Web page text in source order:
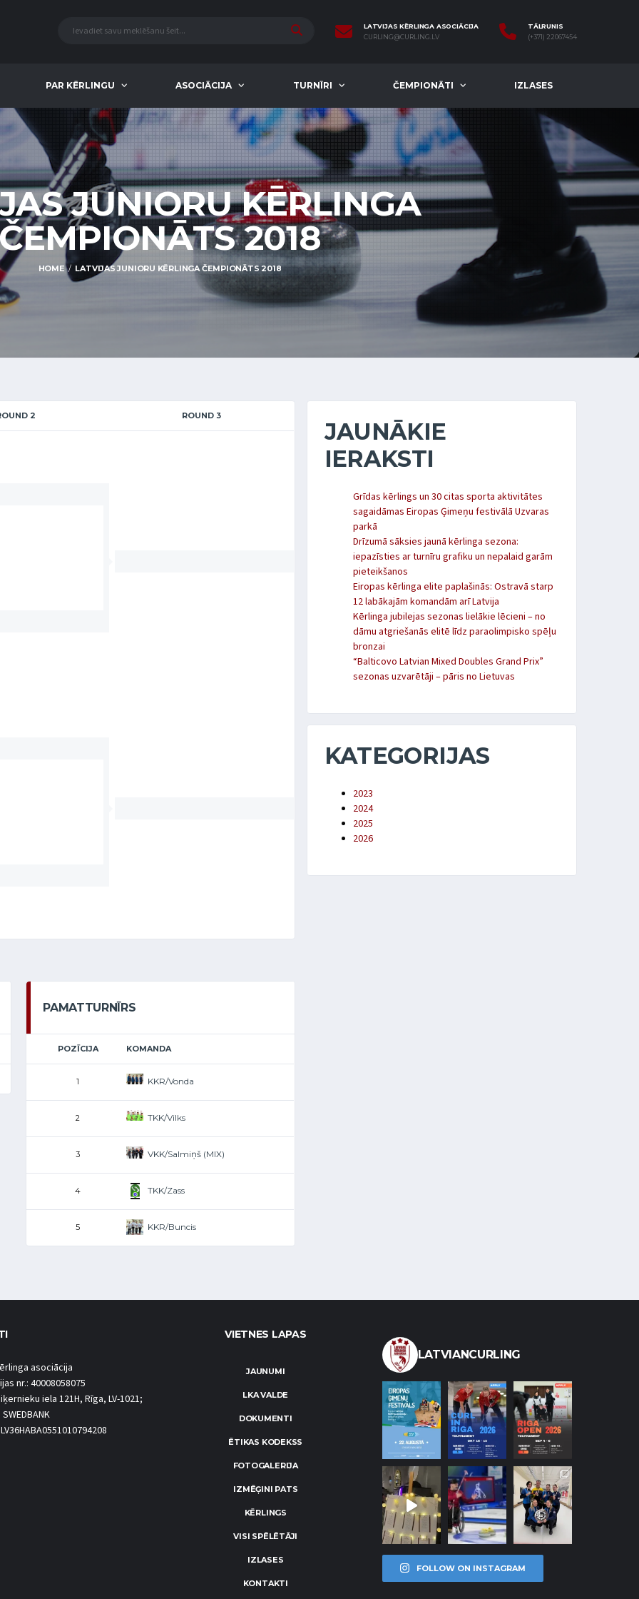
LATVIJAS KĒRLINGA ASOCIĀCIJA
CURLING@CURLING.LV
TĀLRUNIS
(+371) 22067454
PAR KĒRLINGU ASOCIĀCIJA TURNĪRI ČEMPIONĀTI IZLASES
JUNIORU KĒRLINGA
2018
HOME LATVIJAS JUNIORU KĒRLINGA ČEMPIONĀTS 2018
2 ROUND 3
PAMATTURNĪRS
POZĪCIJA KOMANDA
1 KKR/Vonda
2 TKK/Vilks
3 VKK/Salmiņš (MIX)
4 TKK/Zass
5 KKR/Buncis
JAUNĀKIE
IERAKSTI
Grīdas kērlings un 30 citas sporta aktivitātes
sagaidāmas Eiropas Ģimeņu festivālā Uzvaras
parkā
Drīzumā sāksies jaunā kērlinga sezona:
iepazīsties ar turnīru grafiku un nepalaid garām
pieteikšanos
Eiropas kērlinga elite paplašinās: Ostravā starp
12 labākajām komandām arī Latvija
Kērlinga jubilejas sezonas lielākie lēcieni – no
dāmu atgriešanās elitē līdz paraolimpisko spēļu
bronzai
“Balticovo Latvian Mixed Doubles Grand Prix”
sezonas uzvarētāji – pāris no Lietuvas
KATEGORIJAS
2023
2024
2025
2026
asociācija
nr.: 40008058075
iela 121H, Rīga, LV-1021;
VIETNES LAPAS
JAUNUMI
LKA VALDE
DOKUMENTI
ĒTIKAS KODEKSS
FOTOGALERIJA
IZMĒĢINI PATS
KĒRLINGS
VISI SPĒLĒTĀJI
IZLASES
KONTAKTI
LATVIANCURLING
FOLLOW ON INSTAGRAM